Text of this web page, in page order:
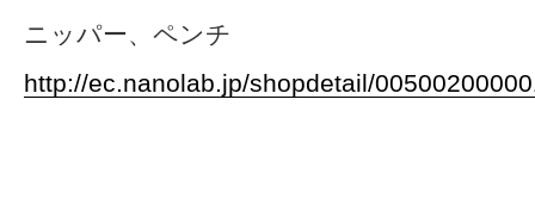
ニッパー、ペンチ
http://ec.nanolab.jp/shopdetail/